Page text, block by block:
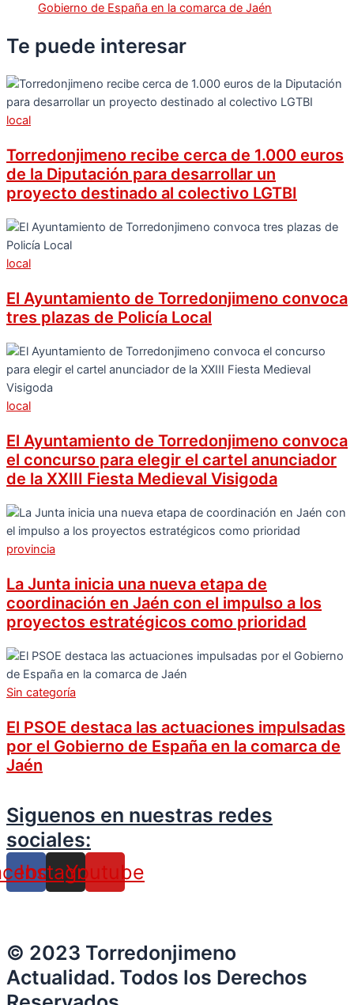
Gobierno de España en la comarca de Jaén
Te puede interesar
local
Torredonjimeno recibe cerca de 1.000 euros
de la Diputación para desarrollar un
proyecto destinado al colectivo LGTBI
local
El Ayuntamiento de Torredonjimeno convoca
tres plazas de Policía Local
local
El Ayuntamiento de Torredonjimeno convoca
el concurso para elegir el cartel anunciador
de la XXIII Fiesta Medieval Visigoda
provincia
La Junta inicia una nueva etapa de
coordinación en Jaén con el impulso a los
proyectos estratégicos como prioridad
Sin categoría
El PSOE destaca las actuaciones impulsadas
por el Gobierno de España en la comarca de
Jaén
Siguenos en nuestras redes
sociales:
Instagram
Youtube
© 2023 Torredonjimeno
Actualidad. Todos los Derechos